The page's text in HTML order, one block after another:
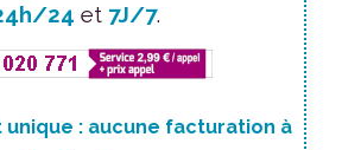
24 et 7J/7.
unique : aucune facturation à